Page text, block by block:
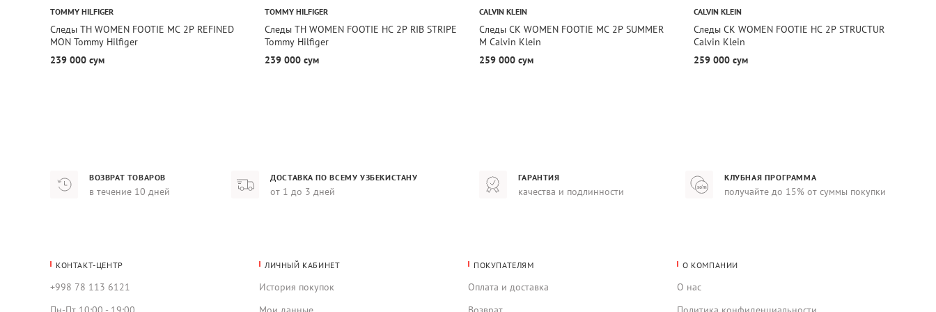
TOMMY HILFIGER
Следы TH WOMEN FOOTIE MC 2P REFINED
MON Tommy Hilfiger
239 000 сум
TOMMY HILFIGER
Следы TH WOMEN FOOTIE HC 2P RIB STRIPE
Tommy Hilfiger
239 000 сум
CALVIN KLEIN
Следы CK WOMEN FOOTIE MC 2P SUMMER
M Calvin Klein
259 000 сум
CALVIN KLEIN
Следы CK WOMEN FOOTIE HC 2P STRUCTUR
Calvin Klein
259 000 сум
ВОЗВРАТ ТОВАРОВ
в течение 10 дней
ДОСТАВКА ПО ВСЕМУ УЗБЕКИСТАНУ
от 1 до 3 дней
ГАРАНТИЯ
качества и подлинности
КЛУБНАЯ ПРОГРАММА
получайте до 15% от суммы покупки
КОНТАКТ-ЦЕНТР
+998 78 113 6121
ЛИЧНЫЙ КАБИНЕТ
История покупок
ПОКУПАТЕЛЯМ
Оплата и доставка
О КОМПАНИИ
О нас